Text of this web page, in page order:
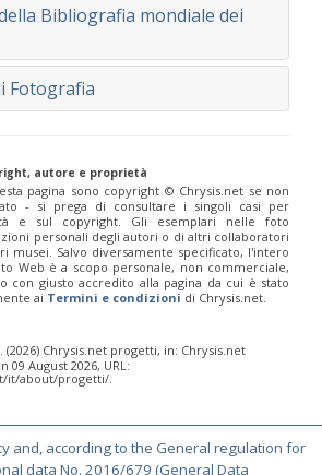
and, according to the General regulation for
data No. 2016/679 (General Data
Bibliografia mondiale dei
Fotografia
autore e proprietà
pagina sono copyright ©️ Chrysis.net se non
- si prega di consultare i singoli casi per
e sul copyright. Gli esemplari nelle foto
personali degli autori o di altri collaboratori
musei. Salvo diversamente specificato, l'intero
Web è a scopo personale, non commerciale,
con giusto accredito alla pagina da cui è stato
ai Termini e condizioni di Chrysis.net.
(2026) Chrysis.net progetti, in: Chrysis.net
August 2026, URL:
it/about/progetti/.
2026 Chrysis.net. All Rights Reserved.